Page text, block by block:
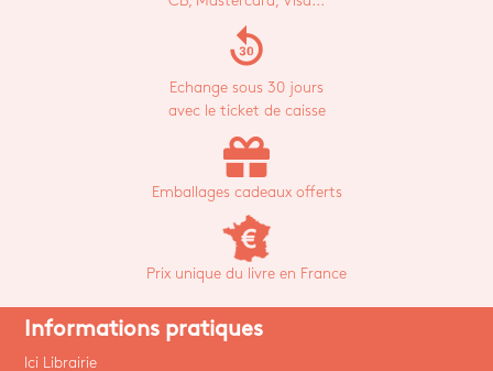
replay_30
Echange sous 30 jours
avec le ticket de caisse
Emballages cadeaux offerts
Prix unique du livre en France
Informations pratiques
Ici Librairie